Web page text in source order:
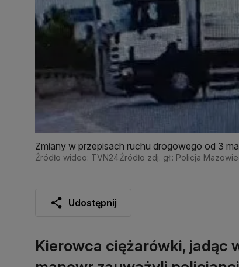
Zmiany w przepisach ruchu drogowego od 3
Źródło wideo: TVN24Źródło zdj. gł.: Policja
Udostępnij
Kierowca ciężarówki, jadąc